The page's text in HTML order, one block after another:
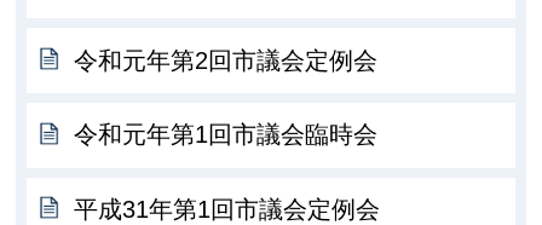
令和元年第2回市議会定例会
令和元年第1回市議会臨時会
平成31年第1回市議会定例会